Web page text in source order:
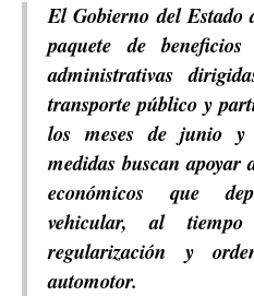
El Gobierno del
paquete de
administrativas
transporte público y
los meses de junio
medidas buscan apoyar
económicos que
vehicular, al
regularización y
automotor.